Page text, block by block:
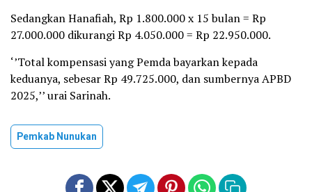
Sedangkan Hanafiah, Rp 1.800.000 x 15 bulan = Rp
27.000.000 dikurangi Rp 4.050.000 = Rp 22.950.000.
‘’Total kompensasi yang Pemda bayarkan kepada
keduanya, sebesar Rp 49.725.000, dan sumbernya APBD
2025,’’ urai Sarinah.
Pemkab Nunukan